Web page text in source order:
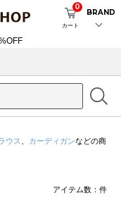
カート
0
BRAND
ウス カーディガンなどの商
アイテム数： 件